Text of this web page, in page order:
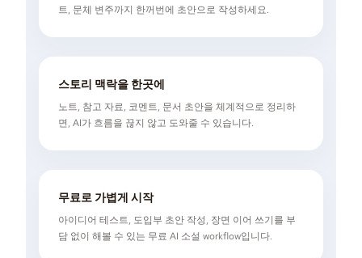
트, 문체 변주까지 한꺼번에 초안으로 작성하세요.
스토리 맥락을 한곳에
노트, 참고 자료, 코멘트, 문서 초안을 체계적으로 정리하
면, AI가 흐름을 끊지 않고 도와줄 수 있습니다.
무료로 가볍게 시작
아이디어 테스트, 도입부 초안 작성, 장면 이어 쓰기를 부
담 없이 해볼 수 있는 무료 AI 소설 workflow입니다.